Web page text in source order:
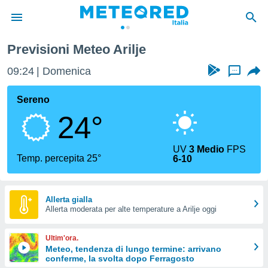
di
per
le
di
Web
le
Previsioni Meteo Arilje
09:24 Domenica ...
Sereno
24°
Temp. percepita 25°
UV3 Medio FPS
6-10
Allerta gialla
Allerta moderata per alte temperature a Arilje oggi
Ultim'ora.
Meteo, tendenza di lungo termine: arrivano
conferme, la svolta dopo Ferragosto